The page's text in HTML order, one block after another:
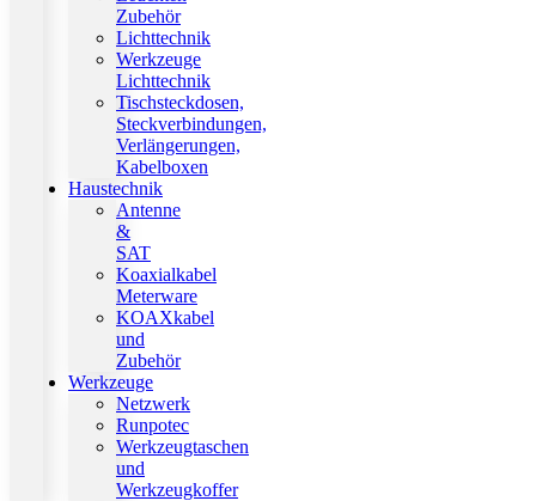
Zubehör
Lichttechnik
Werkzeuge
Lichttechnik
Tischsteckdosen,
Steckverbindungen,
Verlängerungen,
Kabelboxen
Haustechnik
Antenne
&
SAT
Koaxialkabel
Meterware
KOAXkabel
und
Zubehör
Werkzeuge
Netzwerk
Runpotec
Werkzeugtaschen
und
Werkzeugkoffer